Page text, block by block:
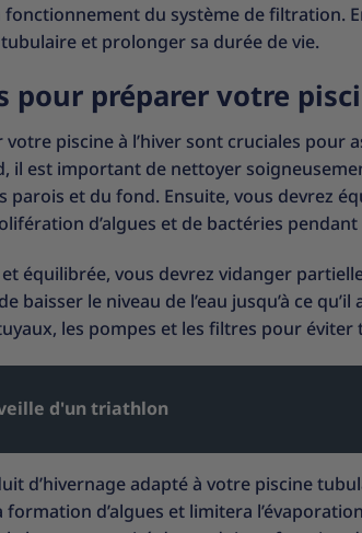
du système de filtration.
et prolonger sa durée de vie.
pour préparer votre
piscine à l’hiver sont cruciales pour
il est important de nettoyer
et du fond. Ensuite, vous devrez
d’algues et de bactéries pendant
équilibrée, vous devrez vidanger
baisser le niveau de l’eau jusqu’à ce
les pompes et les filtres pour
d'un triathlon
d’hivernage adapté à votre piscine
d’algues et limitera